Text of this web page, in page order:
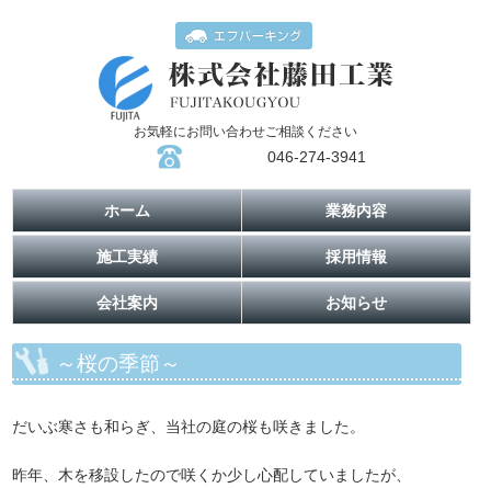
お気軽にお問い合わせご相談ください
046-274-3941
ホーム 業務内容
施工実績 採用情報
会社案内 お知らせ
～桜の季節～
だいぶ寒さも和らぎ、当社の庭の桜も咲きました。
昨年、木を移設したので咲くか少し心配していましたが、